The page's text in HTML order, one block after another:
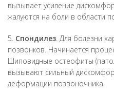
вызывает усиление
жалуются на боли в области
5. Спондилез. Для болезни
позвонков. Начинается
Шиповидные остеофиты
вызывают сильный
деформации позвоночника.